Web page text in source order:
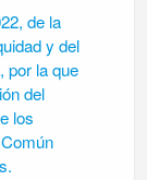
de la
y del
por la que
del
los